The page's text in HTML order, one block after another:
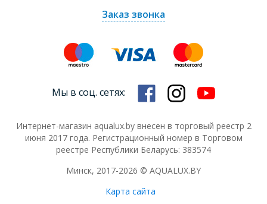
Заказ звонка
Мы в соц. сетях:
Интернет-магазин aqualux.by внесен в торговый реестр 2
июня 2017 года. Регистрационный номер в Торговом
реестре Республики Беларусь: 383574
Минск, 2017-2026 © AQUALUX.BY
Карта сайта